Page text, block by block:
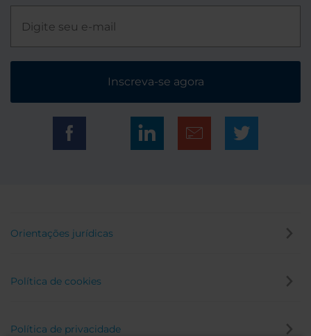
Inscreva-se agora
Orientações jurídicas
Política de cookies
Política de privacidade